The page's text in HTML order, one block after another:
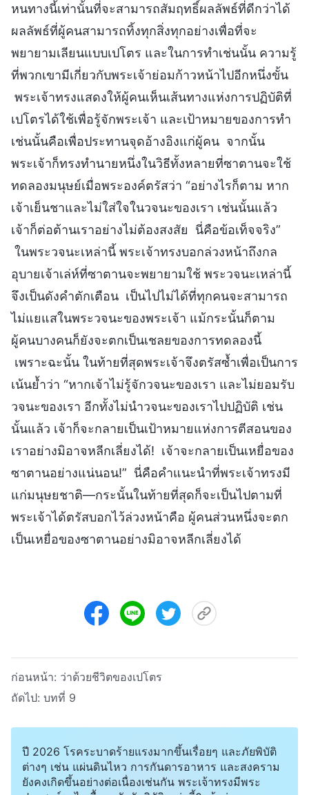
หนทางนี้เท่านั้นที่จะสามารถสัมฤทธิ์ผลลัพธ์ที่ดีกว่าได้
ผลลัพธ์ที่ผู้คนสามารถทิ้งทุกสิ่งทุกอย่างเพื่อที่จะ
พยายามเลียนแบบเปโตร และในการทำเช่นนั้น ความรู้
ที่พวกเขามีเกี่ยวกับพระเจ้าย่อมก้าวหน้าไปอีกหนึ่งขั้น
พระเจ้าทรงแสดงให้ผู้คนเห็นเส้นทางแห่งการปฏิบัติที่
เปโตรได้ใช้เพื่อรู้จักพระเจ้า และเป้าหมายของการทำ
เช่นนั้นคือเพื่อประทานจุดอ้างอิงแก่ผู้คน จากนั้น
พระเจ้าก็ทรงทำนายหนึ่งในวิธีทั้งหลายที่ซาตานจะใช้
ทดลองมนุษย์เมื่อพระองค์ตรัสว่า “อย่างไรก็ตาม หาก
เจ้าเย็นชาและไม่ใส่ใจในวจนะของเรา เช่นนั้นแล้ว
เจ้าก็ต่อต้านเราอย่างไม่ต้องสงสัย นี่คือข้อเท็จจริง”
ในพระวจนะเหล่านี้ พระเจ้าทรงบอกล่วงหน้าถึงกล
อุบายเจ้าเล่ห์ที่ซาตานจะพยายามใช้ พระวจนะเหล่านี้
จึงเป็นดังคำตักเตือน เป็นไปไม่ได้ที่ทุกคนจะสามารถ
ไม่แยแสในพระวจนะของพระเจ้า แม้กระนั้นก็ตาม
ผู้คนบางคนก็ยังจะตกเป็นเชลยของการทดลองนี้
เพราะฉะนั้น ในท้ายที่สุดพระเจ้าจึงตรัสซ้ำเพื่อเป็นการ
เน้นย้ำว่า “หากเจ้าไม่รู้จักวจนะของเรา และไม่ยอมรับ
วจนะของเรา อีกทั้งไม่นำวจนะของเราไปปฏิบัติ เช่น
นั้นแล้ว เจ้าก็จะกลายเป็นเป้าหมายแห่งการตีสอนของ
เราอย่างมิอาจหลีกเลี่ยงได้! เจ้าจะกลายเป็นเหยื่อของ
ซาตานอย่างแน่นอน!” นี่คือคำแนะนำที่พระเจ้าทรงมี
แก่มนุษยชาติ—กระนั้นในท้ายที่สุดก็จะเป็นไปตามที่
พระเจ้าได้ตรัสบอกไว้ล่วงหน้าคือ ผู้คนส่วนหนึ่งจะตก
เป็นเหยื่อของซาตานอย่างมิอาจหลีกเลี่ยงได้
ก่อนหน้า: ว่าด้วยชีวิตของเปโตร
ถัดไป: บทที่ 9
ปี 2026 โรคระบาดร้ายแรงมากขึ้นเรื่อยๆ และภัยพิบัติ
ต่างๆ เช่น แผ่นดินไหว การกันดารอาหาร และสงคราม
ยังคงเกิดขึ้นอย่างต่อเนื่องเช่นกัน พระเจ้าทรงมีพระ